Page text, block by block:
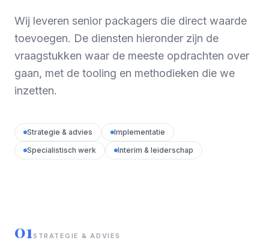
Wij leveren senior packagers die direct waarde
toevoegen. De diensten hieronder zijn de
vraagstukken waar de meeste opdrachten over
gaan, met de tooling en methodieken die we
inzetten.
Strategie & advies
Implementatie
Specialistisch werk
Interim & leiderschap
01STRATEGIE & ADVIES